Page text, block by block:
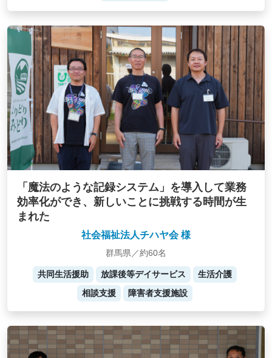
「魔法のような記録システム」を導入して業務
効率化ができ、新しいことに挑戦する時間が生
まれた
社会福祉法人チハヤ会 様
群馬県／約60名
共同生活援助 放課後等デイサービス
生活介護
相談支援
障害者支援施設